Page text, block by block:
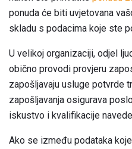
ponuda će biti uvjetovana
skladu s podacima koje ste
U velikoj organizaciji, odjel
obično provodi provjeru
zapošljavaju usluge potvrde
zapošljavanja osigurava
iskustvo i kvalifikacije
Ako se između podataka